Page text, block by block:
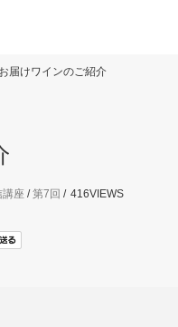
届けワインのご紹介
座 /第7回 416VIEWS